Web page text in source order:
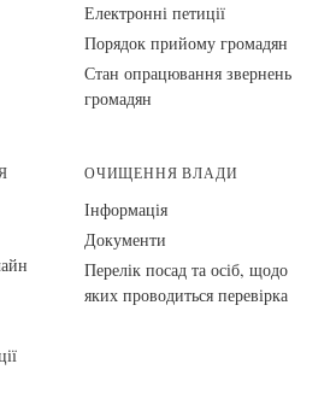
Електронні петиції
Порядок прийому громадян
Стан опрацювання звернень
громадян
ОЧИЩЕННЯ ВЛАДИ
Інформація
Документи
Перелік посад та осіб, щодо
яких проводиться перевірка